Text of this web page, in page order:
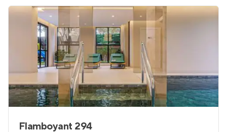
Flamboyant 294